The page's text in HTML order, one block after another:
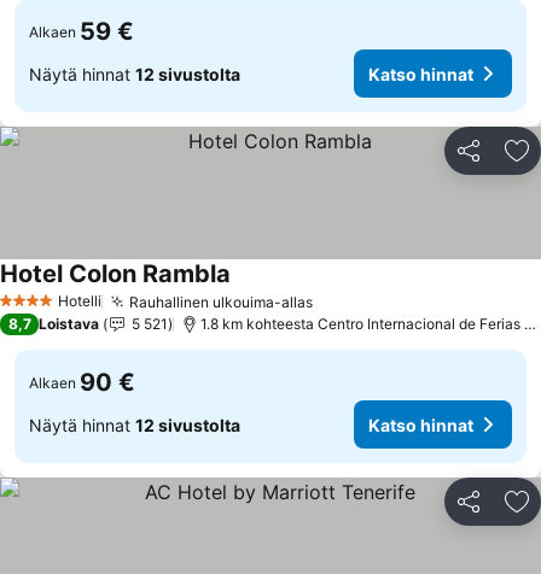
Alkaen 59 €
Näytä hinnat 12 sivustolta Katso hinnat
Jaa
4 Tähtiluokitus
Hotelli Rauhallinen ulkouima-allasKatso hinnat
Hotel Colon Rambla
8,7 Loistava 5 521 1.8 km kohteesta Centro Internacional de Ferias y
Alkaen 90 €
Näytä hinnat 12 sivustolta Katso hinnat
Jaa